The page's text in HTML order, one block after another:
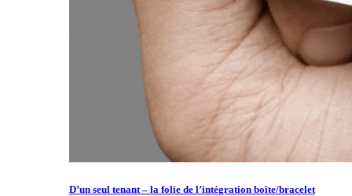
D’un seul tenant – la folie de l’intégration boîte/bracelet